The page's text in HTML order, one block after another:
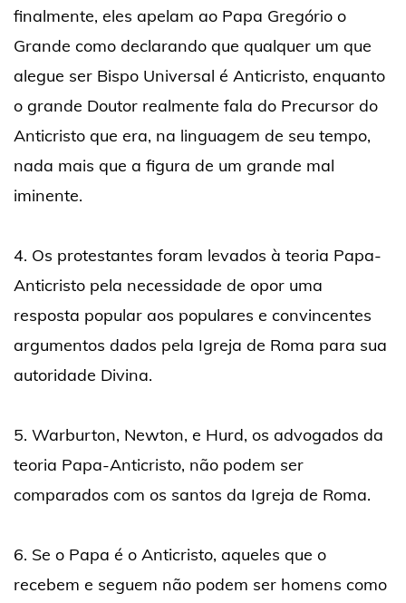
finalmente, eles apelam ao Papa Gregório o
Grande como declarando que qualquer um que
alegue ser Bispo Universal é Anticristo, enquanto
o grande Doutor realmente fala do Precursor do
Anticristo que era, na linguagem de seu tempo,
nada mais que a figura de um grande mal
iminente.
4. Os protestantes foram levados à teoria Papa-
Anticristo pela necessidade de opor uma
resposta popular aos populares e convincentes
argumentos dados pela Igreja de Roma para sua
autoridade Divina.
5. Warburton, Newton, e Hurd, os advogados da
teoria Papa-Anticristo, não podem ser
comparados com os santos da Igreja de Roma.
6. Se o Papa é o Anticristo, aqueles que o
recebem e seguem não podem ser homens como